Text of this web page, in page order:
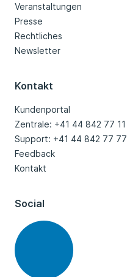
Veranstaltungen
Presse
Rechtliches
Newsletter
Kontakt
Kundenportal
Zentrale: +41 44 842 77 11
Support: +41 44 842 77 77
Feedback
Kontakt
Social